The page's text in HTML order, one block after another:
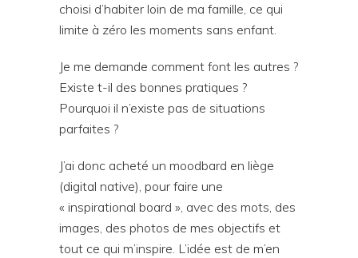
choisi d’habiter loin de ma famille, ce qui
limite à zéro les moments sans enfant.
Je me demande comment font les autres ?
Existe t-il des bonnes pratiques ?
Pourquoi il n’existe pas de situations
parfaites ?
J’ai donc acheté un moodbard en liège
(digital native), pour faire une
« inspirational board », avec des mots, des
images, des photos de mes objectifs et
tout ce qui m’inspire. L’idée est de m’en